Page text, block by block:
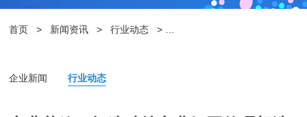
首页 > 新闻资讯 > 行业动态 >
企业新闻 行业动态